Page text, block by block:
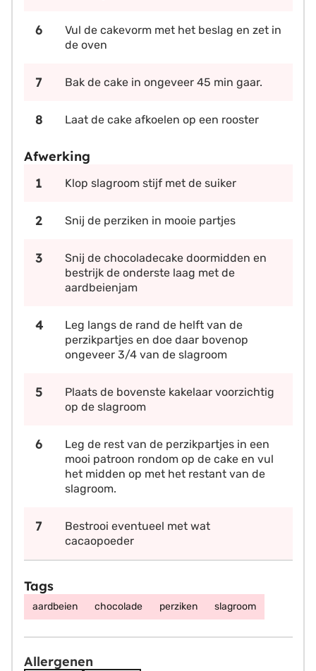
Vul de cakevorm met het beslag en zet in
de oven
Bak de cake in ongeveer 45 min gaar.
Laat de cake afkoelen op een rooster
Afwerking
Klop slagroom stijf met de suiker
Snij de perziken in mooie partjes
Snij de chocoladecake doormidden en
bestrijk de onderste laag met de
aardbeienjam
Leg langs de rand de helft van de
perzikpartjes en doe daar bovenop
ongeveer 3/4 van de slagroom
Plaats de bovenste kakelaar voorzichtig
op de slagroom
Leg de rest van de perzikpartjes in een
mooi patroon rondom op de cake en vul
het midden op met het restant van de
slagroom.
Bestrooi eventueel met wat
cacaopoeder
Tags
aardbeien chocolade perziken slagroom
Allergenen